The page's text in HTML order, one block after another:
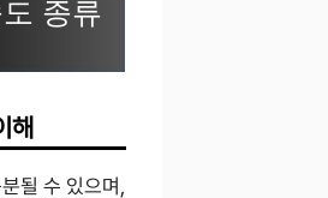
종류
해
될 수 있으며,